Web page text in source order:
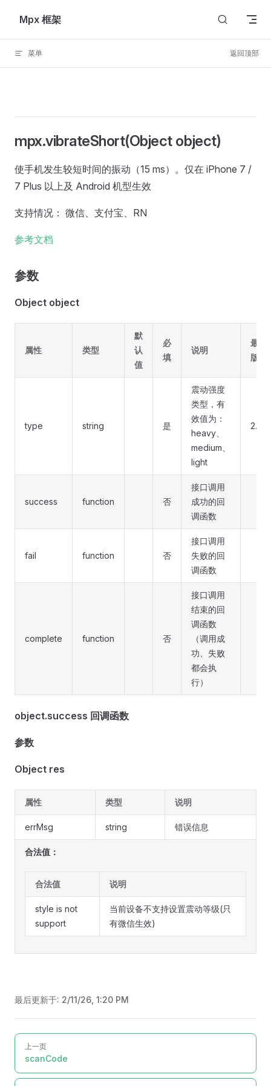
Skip to content
Mpx 框架
菜单 返回顶部
mpx.vibrateShort(Object object)
使手机发生较短时间的振动（15 ms）。仅在 iPhone 7 /
7 Plus 以上及 Android 机型生效
支持情况： 微信、支付宝、RN
参考文档
参数
Object object
属性 类型
默
认
值
必
填
说明
最低
版本
type string 是
震动强度
类型，有
效值为：
heavy、
medium、
light
2.13.0
success function 否
接口调用
成功的回
调函数
fail function 否
接口调用
失败的回
调函数
complete function 否
接口调用
结束的回
调函数
（调用成
功、失败
都会执
行）
object.success 回调函数
参数
Object res
属性 类型 说明
errMsg string 错误信息
合法值：
合法值 说明
style is not
support
当前设备不支持设置震动等级(只
有微信生效)
最后更新于: 2/11/26, 1:20 PM
Pager
上一页
scanCode